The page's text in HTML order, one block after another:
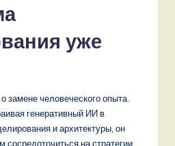
уже
замене человеческого опыта.
генеративный ИИ в
и архитектуры, он
сосредоточиться на стратегии